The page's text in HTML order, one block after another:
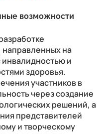
возможности
на
и
здоровья.
участников в
через создание
решений, а
представителей
и творческому